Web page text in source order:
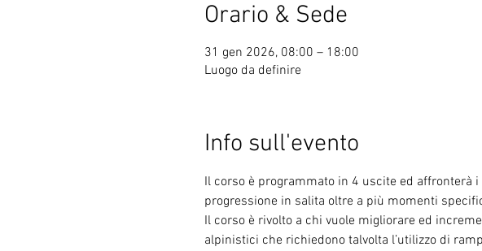
Orario & Sede
31 gen 2026, 08:00 – 18:00
Luogo da definire
Info sull'evento
Il corso è programmato in 4 uscite ed affronterà
progressione in salita oltre a più momenti
Il corso è rivolto a chi vuole migliorare ed
alpinistici che richiedono talvolta l’utilizzo di